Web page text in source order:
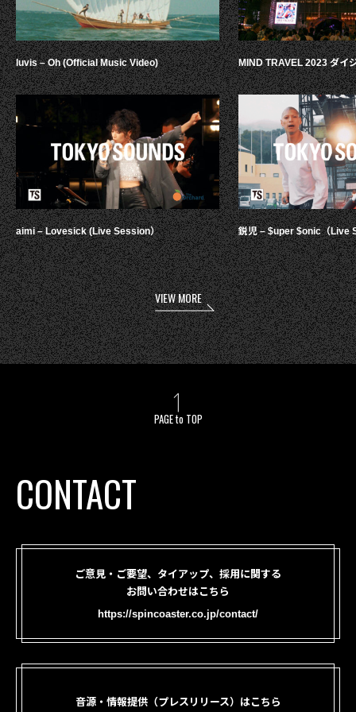
luvis – Oh (Official Music Video)
aimi – Lovesick (Live Session）
MIND TRAVEL 2023 ダイ
鋭児 – $uper $onic（Live
VIEW MORE
PAGE to TOP
CONTACT
ご意見・ご要望、タイアップ、採用に関する
お問い合わせはこちら
https://spincoaster.co.jp/contact/
音源・情報提供（プレスリリース）はこちら